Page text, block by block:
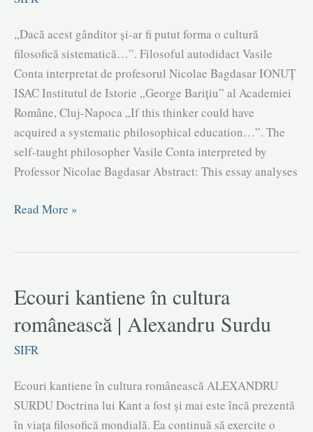
„Dacă acest gânditor și-ar fi putut forma o cultură
filosofică sistematică…”. Filosoful autodidact Vasile
Conta interpretat de profesorul Nicolae Bagdasar IONUȚ
ISAC Institutul de Istorie „George Barițiu” al Academiei
Române, Cluj-Napoca „If this thinker could have
acquired a systematic philosophical education…”. The
self-taught philosopher Vasile Conta inter­preted by
Professor Nicolae Bagdasar Abstract: This essay analyses
„Dacă
fi
putut
forma
cultură
filosofică
sistematică…”.
Read More »
Ecouri kantiene în cultura
românească | Alexandru Surdu
SIFR
Ecouri kantiene în cultura românească ALEXANDRU
SURDU Doctrina lui Kant a fost şi mai este încă prezentă
în viaţa filosofică mondială. Ea continuă să exercite o